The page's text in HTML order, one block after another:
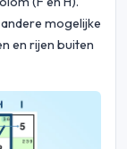
mogelijke
en rijen buiten